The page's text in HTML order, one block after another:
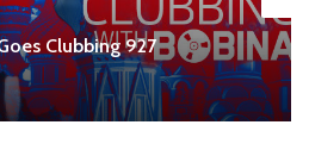
Clubbing 927